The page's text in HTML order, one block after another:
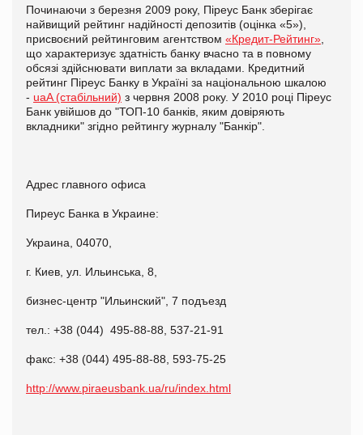
Починаючи з березня 2009 року, Піреус Банк зберігає
найвищий рейтинг надійності депозитів (оцінка «5»),
присвоєний рейтинговим агентством «Кредит-Рейтинг»,
що характеризує здатність банку вчасно та в повному
обсязі здійснювати виплати за вкладами. Кредитний
рейтинг Піреус Банку в Україні за національною шкалою
- uaA (стабільний) з червня 2008 року. У 2010 році Піреус
Банк увійшов до "ТОП-10 банків, яким довіряють
вкладники" згідно рейтингу журналу "Банкір".
Адрес главного офиса
Пиреус Банка в Украине:
Украина, 04070,
г. Киев, ул. Ильинська, 8,
бизнес-центр "Ильинский", 7 подъезд
тел.: +38 (044) 495-88-88, 537-21-91
факс: +38 (044) 495-88-88, 593-75-25
http://www.piraeusbank.ua/ru/index.html